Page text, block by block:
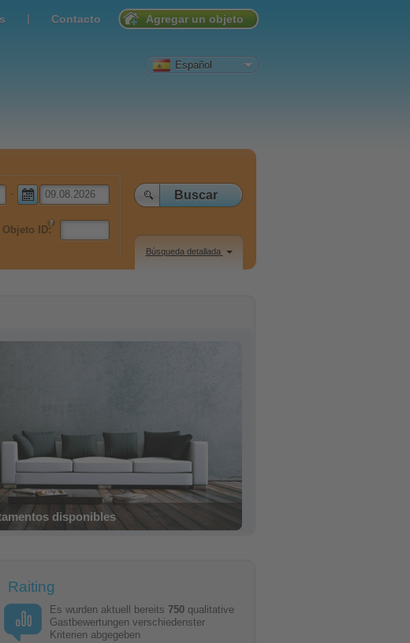
Agregar un objeto
| Contacto
Español
-
Objeto ID:
Búsqueda detallada
inmediatas
Raiting
Es wurden aktuell bereits 750 qualitative
Gastbewertungen verschiedenster
Kriterien abgegeben